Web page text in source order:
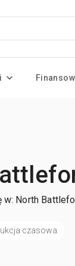
w: North
czasowa